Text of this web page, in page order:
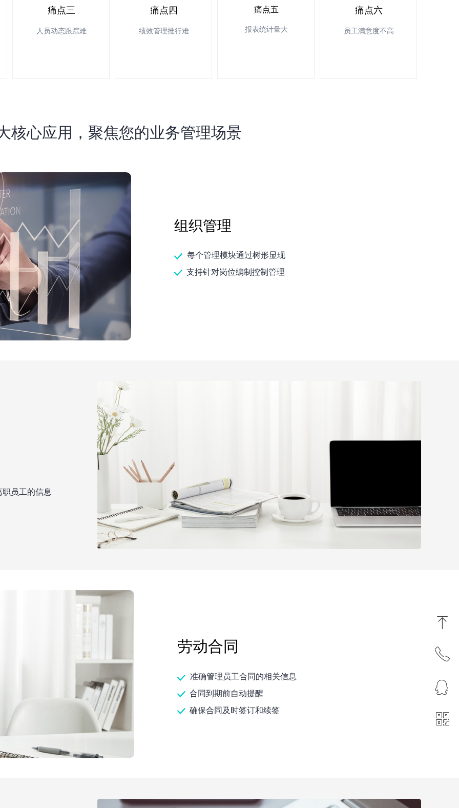
痛点三
人员动态跟踪难
痛点四
绩效管理推行难
痛点五
报表统计量大
痛点六
员工满意度不高
核心应用，聚焦您的业务管理场景
组织管理
每个管理模块通过树形显现
支持针对岗位编制控制管理
员工的信息
劳动合同
准确管理员工合同的相关信息
合同到期前自动提醒
确保合同及时签订和续签
ꁸ
回到顶部
ꂅ
ꁗ
QQ客服
ꀥ